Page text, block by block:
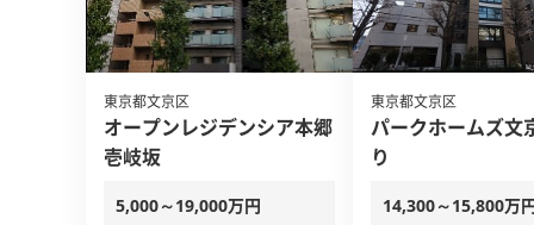
東京都文京区
オープンレジデンシア本郷
壱岐坂
5,000～19,000万円
東京都文京区
パークホームズ文
り
14,300～15,800万